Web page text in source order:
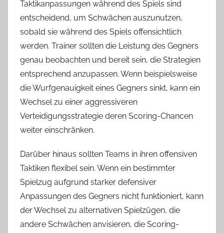
Taktikanpassungen während des Spiels sind
entscheidend, um Schwächen auszunutzen,
sobald sie während des Spiels offensichtlich
werden. Trainer sollten die Leistung des Gegners
genau beobachten und bereit sein, die Strategien
entsprechend anzupassen. Wenn beispielsweise
die Wurfgenauigkeit eines Gegners sinkt, kann ein
Wechsel zu einer aggressiveren
Verteidigungsstrategie deren Scoring-Chancen
weiter einschränken.
Darüber hinaus sollten Teams in ihren offensiven
Taktiken flexibel sein. Wenn ein bestimmter
Spielzug aufgrund starker defensiver
Anpassungen des Gegners nicht funktioniert, kann
der Wechsel zu alternativen Spielzügen, die
andere Schwächen anvisieren, die Scoring-